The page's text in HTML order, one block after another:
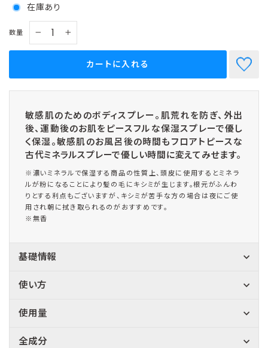
在庫あり
数量
カートに入れる
敏感肌のためのボディスプレー。肌荒れを防ぎ、外出
後、運動後のお肌をピースフルな保湿スプレーで優し
く保湿。敏感肌のお風呂後の時間もフロアトピースな
古代ミネラルスプレーで優しい時間に変えてみせます。
※濃いミネラルで保湿する商品の性質上、頭皮に使用するとミネラ
ルが粉になることにより髪の毛にキシミが生じます。根元がふんわ
りとする利点もございますが、キシミが苦手な方の場合は夜にご使
用され朝に拭き取られるのがおすすめです。
※無香
基礎情報
使い方
使用量
全成分